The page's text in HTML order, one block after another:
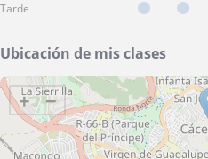
Tarde
Ubicación de mis clases
+ −